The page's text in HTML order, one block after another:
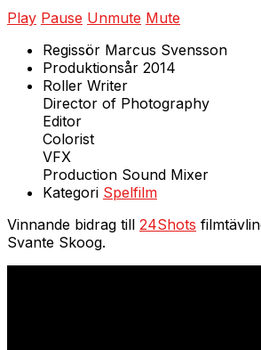
Play Pause Unmute Mute
Regissör Marcus Svensson
Produktionsår 2014
Roller Writer
Director of Photography
Editor
Colorist
VFX
Production Sound Mixer
Kategori Spelfilm
Vinnande bidrag till 24Shots
Svante Skoog.